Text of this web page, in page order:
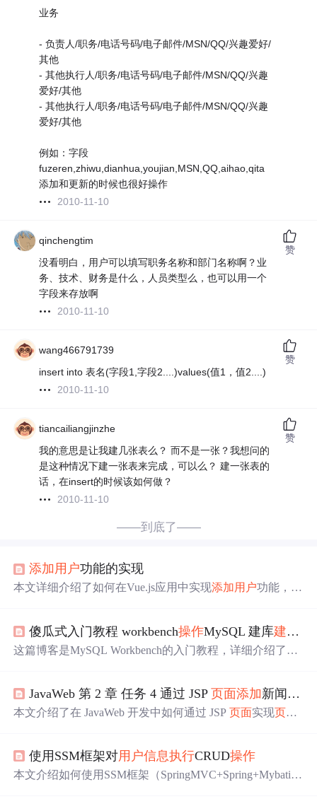
业务
- 负责人/职务/电话号码/电子邮件/MSN/QQ/兴趣爱好/
其他
- 其他执行人/职务/电话号码/电子邮件/MSN/QQ/兴趣
爱好/其他
- 其他执行人/职务/电话号码/电子邮件/MSN/QQ/兴趣
爱好/其他
例如：字段
fuzeren,zhiwu,dianhua,youjian,MSN,QQ,aihao,qita
添加和更新的时候也很好操作
2010-11-10
qinchengtim
没看明白，用户可以填写职务名称和部门名称啊？业
务、技术、财务是什么，人员类型么，也可以用一个
字段来存放啊
2010-11-10
赞
wang466791739
insert into 表名(字段1,字段2....)values(值1，值2....)
2010-11-10
赞
tiancailiangjinzhe
我的意思是让我建几张表么？ 而不是一张？我想问的
是这种情况下建一张表来完成，可以么？ 建一张表的
话，在insert的时候该如何做？
2010-11-10
赞
——到底了——
添加用户功能的实现
本文详细介绍了如何在Vue.js应用中实现添加用户功能，包
页数据，以及与SpringBoot后端的交互，最终实现用户信息
在表格中的显示。
傻瓜式入门教程 workbench操作MySQL 建库建表
这篇博客是MySQL Workbench的入门教程，详细介绍了如
库及表的创建过程，并展示了如何进行增、删、查、改的
基本操作，适合初学者学习。
JavaWeb 第 2 章 任务 4 通过 JSP页面添加新闻信息
本文介绍了在 JavaWeb 开发中如何通过 JSP页面实现页面
页面跳转的操作，以实现在添加新闻信息后根据数据库
行结果进行页面重定向。
使用SSM框架对用户信息执行CRUD操作
本文介绍如何使用SSM框架（SpringMVC+Spring+Mybati